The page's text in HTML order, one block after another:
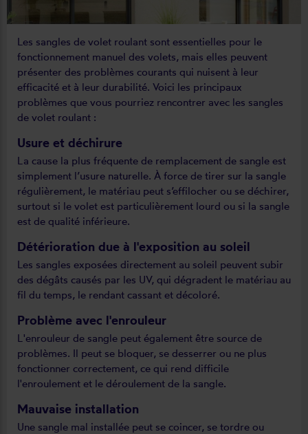
Les sangles de volet roulant sont essentielles pour le
fonctionnement manuel des volets, mais elles peuvent
présenter des problèmes courants qui nuisent à leur
efficacité et à leur durabilité. Voici les principaux
problèmes que vous pourriez rencontrer avec les sangles
de volet roulant :
Usure et déchirure
La cause la plus fréquente de remplacement de sangle est
simplement l’usure naturelle. À force de tirer sur la sangle
régulièrement, le matériau peut s’effilocher ou se déchirer,
surtout si le volet est particulièrement lourd ou si la sangle
est de qualité inférieure.
Détérioration due à l'exposition au soleil
Les sangles exposées directement au soleil peuvent subir
des dégâts causés par les UV, qui dégradent le matériau au
fil du temps, le rendant cassant et décoloré.
Problème avec l'enrouleur
L'enrouleur de sangle peut également être source de
problèmes. Il peut se bloquer, se desserrer ou ne plus
fonctionner correctement, ce qui rend difficile
l'enroulement et le déroulement de la sangle.
Mauvaise installation
Une sangle mal installée peut se coincer, se tordre ou